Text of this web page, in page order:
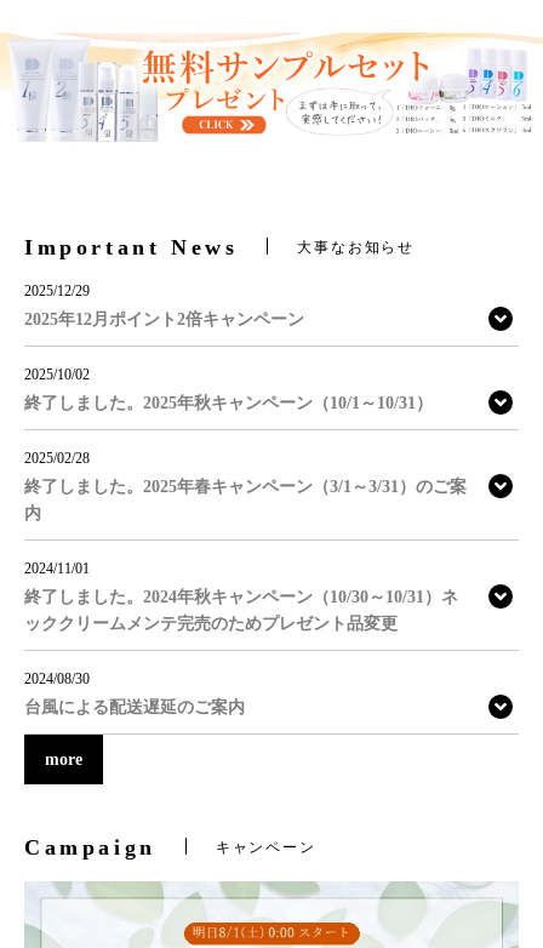
Important News 大事なお知らせ
2025/12/29
2025年12月ポイント2倍キャンペーン
2025/10/02
終了しました。2025年秋キャンペーン（10/1～10/31）
2025/02/28
終了しました。2025年春キャンペーン（3/1～3/31）のご案
内
2024/11/01
終了しました。2024年秋キャンペーン（10/30～10/31）ネ
ッククリームメンテ完売のためプレゼント品変更
2024/08/30
台風による配送遅延のご案内
more
Campaign キャンペーン